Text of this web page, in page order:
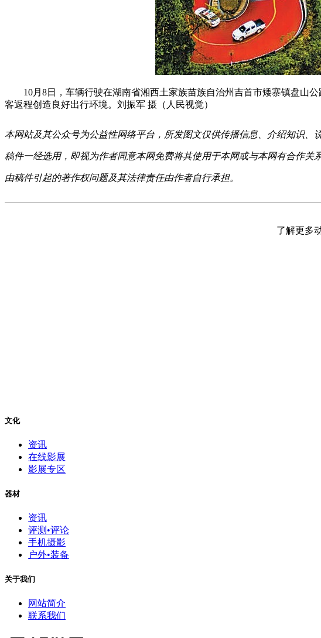
10月8日，车辆行驶在湖南省湘西土家族苗族自治州吉首市矮寨镇盘山公
客返程创造良好出行环境。刘振军 摄（人民视觉）
本网站及其公众号为公益性网络平台，所发图文仅供传播信息、介绍知识、
稿件一经选用，即视为作者同意本网免费将其使用于本网或与本网有合作关
由稿件引起的著作权问题及其法律责任由作者自行承担。
了解更多
文化
资讯
在线影展
影展专区
器材
资讯
评测•评论
手机摄影
户外•装备
关于我们
网站简介
联系我们